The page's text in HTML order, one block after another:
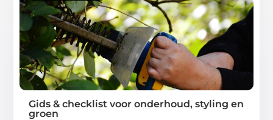
Gids & checklist voor onderhoud, styling en
groen